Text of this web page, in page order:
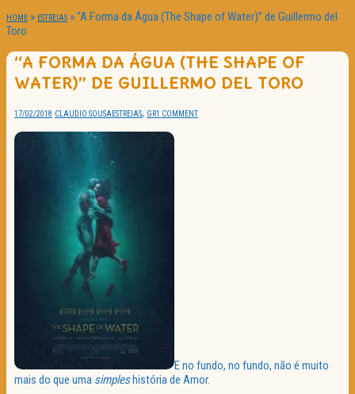
HOME » ESTREIAS »“A Forma da Água (The Shape of Water)” de Guillermo del
Toro
“A FORMA DA ÁGUA (THE SHAPE OF
WATER)” DE GUILLERMO DEL TORO
17/02/2018 CLAUDIO SOUSAESTREIAS, GR1 COMMENT
E no fundo, no fundo, não é muito
mais do que uma simpleshistória de Amor.